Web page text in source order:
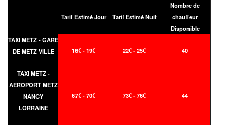
Tarif Estimé Jour Tarif Estimé Nuit
Nombre de
chauffeur
Disponible
TAXI METZ - GARE
DE METZ VILLE
16€ - 19€ 22€ - 25€ 40
TAXI METZ -
AEROPORT METZ
NANCY
LORRAINE
67€ - 70€ 73€ - 76€ 44